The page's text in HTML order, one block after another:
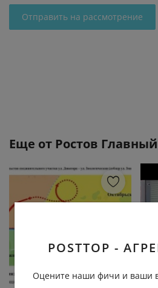
Отправить на рассмотрение
Еще от Ростов Главный
POSTTOP -
Оцените наши фичи и ваши